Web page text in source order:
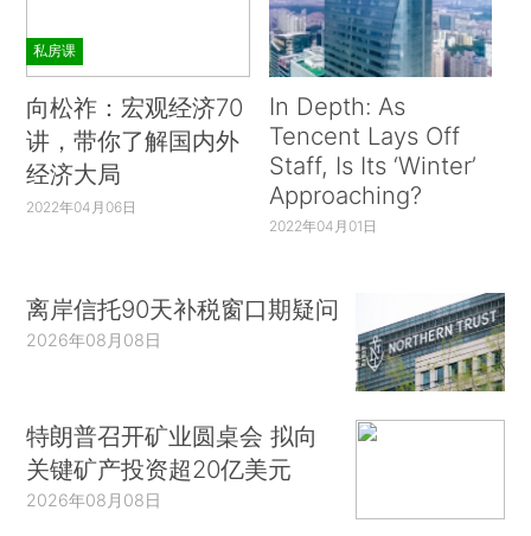
私房课
向松祚：宏观经济70
讲，带你了解国内外
经济大局
2022年04月06日
In Depth: As
Tencent Lays Off
Staff, Is Its ‘Winter’
Approaching?
2022年04月01日
离岸信托90天补税窗口期疑问
2026年08月08日
特朗普召开矿业圆桌会 拟向
关键矿产投资超20亿美元
2026年08月08日